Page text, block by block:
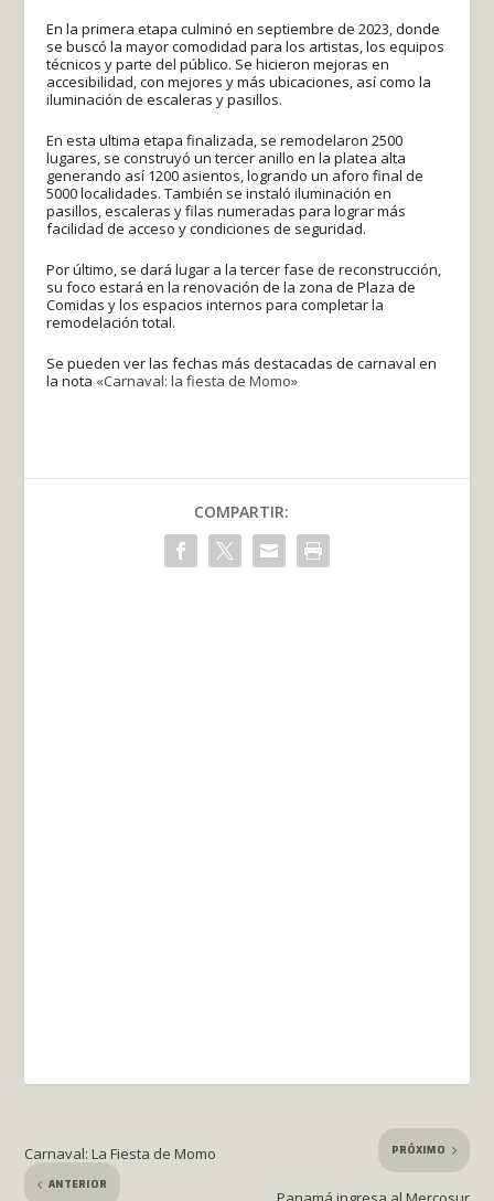
En la primera etapa culminó en septiembre de 2023, donde
se buscó la mayor comodidad para los artistas, los equipos
técnicos y parte del público. Se hicieron mejoras en
accesibilidad, con mejores y más ubicaciones, así como la
iluminación de escaleras y pasillos.
En esta ultima etapa finalizada, se remodelaron 2500
lugares, se construyó un tercer anillo en la platea alta
generando así 1200 asientos, logrando un aforo final de
5000 localidades. También se instaló iluminación en
pasillos, escaleras y filas numeradas para lograr más
facilidad de acceso y condiciones de seguridad.
Por último, se dará lugar a la tercer fase de reconstrucción,
su foco estará en la renovación de la zona de Plaza de
Comidas y los espacios internos para completar la
remodelación total.
Se pueden ver las fechas más destacadas de carnaval en
la nota «Carnaval: la fiesta de Momo»
COMPARTIR:
Carnaval: La Fiesta de Momo
ANTERIOR
PRÓXIMO